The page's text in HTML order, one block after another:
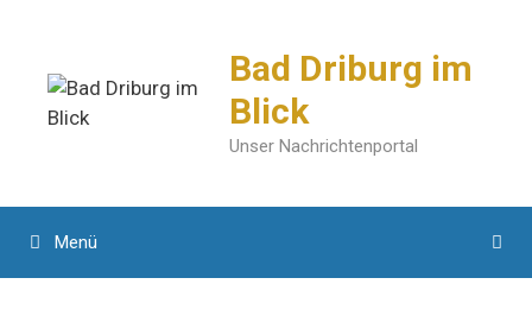
springen
Bad Driburg im
Blick
Unser Nachrichtenportal
Menü